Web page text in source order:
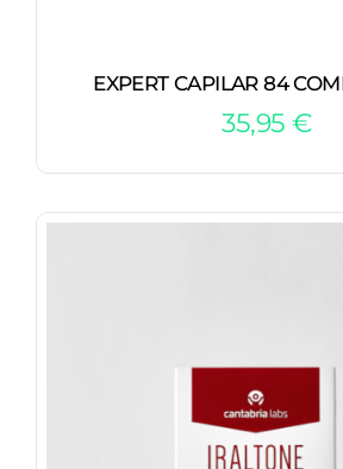
EXPERT CAPILAR 84
35,95 €